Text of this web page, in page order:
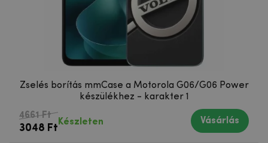
Zselés borítás mmCase a Motorola G06/G06 Power
készülékhez - karakter 1
4661 Ft
3048 Ft
Készleten Vásárlás